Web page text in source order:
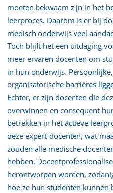
moeten bekwaam zijn in het
leerproces. Daarom is er bij
medisch onderwijs veel
Toch blijft het een uitdaging
meer ervaren docenten om
in hun onderwijs.
organisatorische barrières
Echter, er zijn docenten die
overwinnen en consequent
betrekken in het actieve
deze expert-docenten, wat
zouden alle medische
hebben.
herontworpen worden,
hoe ze hun studenten kunnen